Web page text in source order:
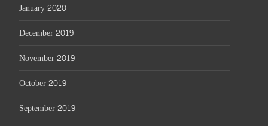
January 2020
December 2019
November 2019
October 2019
September 2019